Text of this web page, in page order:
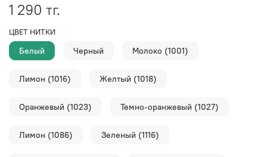
1 290 тг.
ЦВЕТ НИТКИ
Белый Черный Молоко (1001)
Лимон (1016) Желтый (1018)
Оранжевый (1023) Темно-оранжевый (1027)
Лимон (1086) Зеленый (1116)